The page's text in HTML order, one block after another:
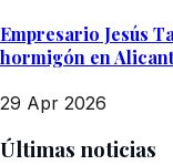
Empresario Jesús
hormigón en
29 Apr 2026
Últimas noticias